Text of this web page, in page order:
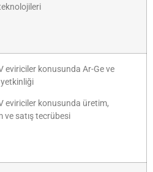
konusunda Ar-Ge ve
konusunda üretim,
ve satış tecrübesi